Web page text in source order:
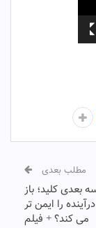
مطلب بعدی
بعدی کلید؛ باز
را ایمن تر
می کند؟ + فیلم